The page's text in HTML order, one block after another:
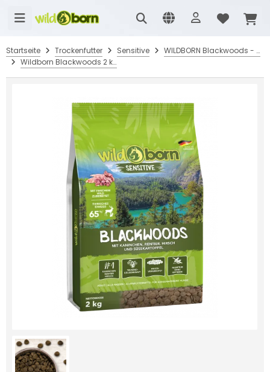
Startseite Trockenfutter Sensitive
WILDBORN Blackwoods - mit Wildfleisch
Wildborn Blackwoods 2 kg